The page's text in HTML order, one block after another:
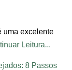
uma excelente
Leitura...
8 Passos